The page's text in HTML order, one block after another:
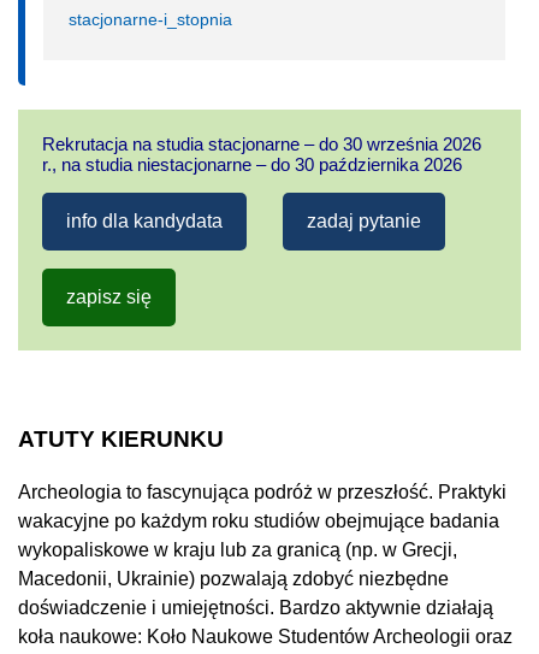
stacjonarne-i_stopnia
Rekrutacja na studia stacjonarne – do 30 września 2026
r., na studia niestacjonarne – do 30 października 2026
info dla kandydata zadaj pytanie
zapisz się
ATUTY KIERUNKU
Archeologia to fascynująca podróż w przeszłość. Praktyki
wakacyjne po każdym roku studiów obejmujące badania
wykopaliskowe w kraju lub za granicą (np. w Grecji,
Macedonii, Ukrainie) pozwalają zdobyć niezbędne
doświadczenie i umiejętności. Bardzo aktywnie działają
koła naukowe: Koło Naukowe Studentów Archeologii oraz